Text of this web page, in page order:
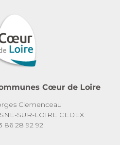
Cœur de Loire
Clemenceau
SUR-LOIRE CEDEX
86 28 92 92